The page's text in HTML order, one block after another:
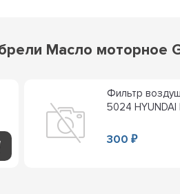
Масло моторное
Фильтр
5024 HYUNDAI
300₽